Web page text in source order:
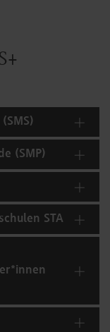
(SMP)
STA